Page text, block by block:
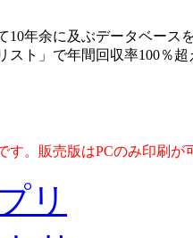
10年余に及ぶデータベー
スト」で年間回収率100％
す。販売版はPCのみ印刷が